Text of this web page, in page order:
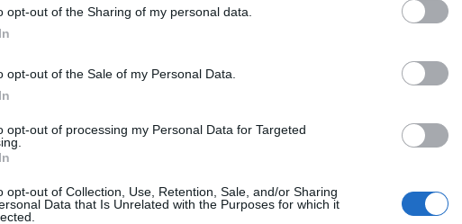
opt-out of the Sharing of my personal data.
opt-out of the Sale of my Personal Data.
opt-out of processing my Personal Data for Targeted
opt-out of Collection, Use, Retention, Sale, and/or Sharing
Data that Is Unrelated with the Purposes for which it
ojczyzny. Marzy, że na przykład wizyta u
coś w sytuacji jego kraju.
rzeczywistością. Papież nie ma zamiaru
na wpływach i aprobacie potężnego cara,
niego. Na dodatek straszy także Polaków
się buntować. Marzenie Kordiana o